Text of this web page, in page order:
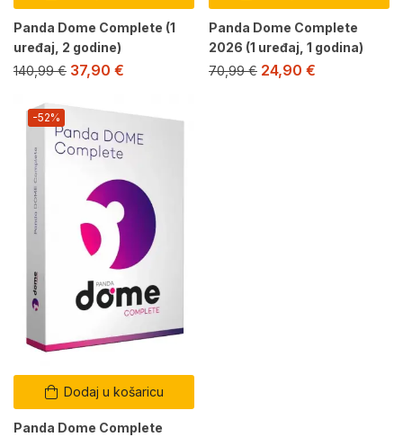
Panda Dome Complete (1
uređaj, 2 godine)
140,99€ 37,90 €
Panda Dome Complete
2026 (1 uređaj, 1 godina)
70,99€ 24,90 €
Dodaj u košaricu
-52%
Panda Dome Complete